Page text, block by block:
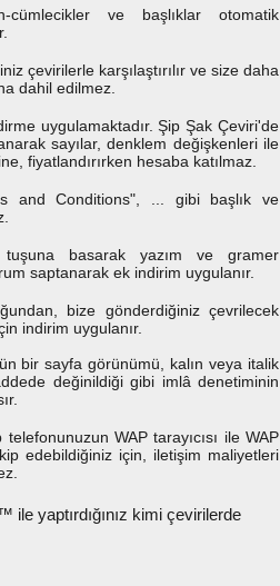
cümlecikler ve başlıklar otomatik
çevirilerle karşılaştırılır ve size daha
dahil edilmez.
uygulamaktadır. Şip Şak Çeviri'de
sayılar, denklem değişkenleri ile
fiyatlandırırken hesaba katılmaz.
and Conditions", ... gibi başlık ve
basarak yazım ve gramer
saptanarak ek indirim uygulanır.
bize gönderdiğiniz çevrilecek
indirim uygulanır.
bir sayfa görünümü, kalın veya italik
değinildiği gibi imlâ denetiminin
WAP tarayıcısı ile WAP
edebildiğiniz için, iletişim maliyetleri
yaptırdığınız kimi çevirilerde